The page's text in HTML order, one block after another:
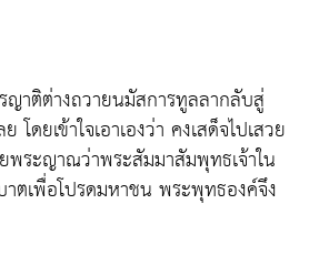
าติต่างถวายนมัสการทูลลากลับสู่
ยเข้าใจเอาเองว่า คงเสด็จไปเสวย
พระญาณว่าพระสัมมาสัมพุทธเจ้าใน
ตเพื่อโปรดมหาชน พระพุทธองค์จึง